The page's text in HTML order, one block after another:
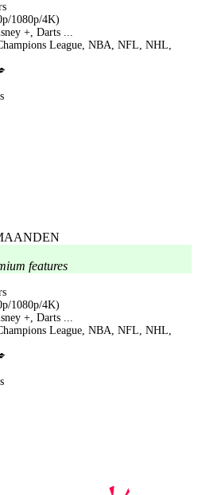
1080p/4K)
+, Darts ...
League, NBA, NFL, NHL,
features
1080p/4K)
+, Darts ...
League, NBA, NFL, NHL,